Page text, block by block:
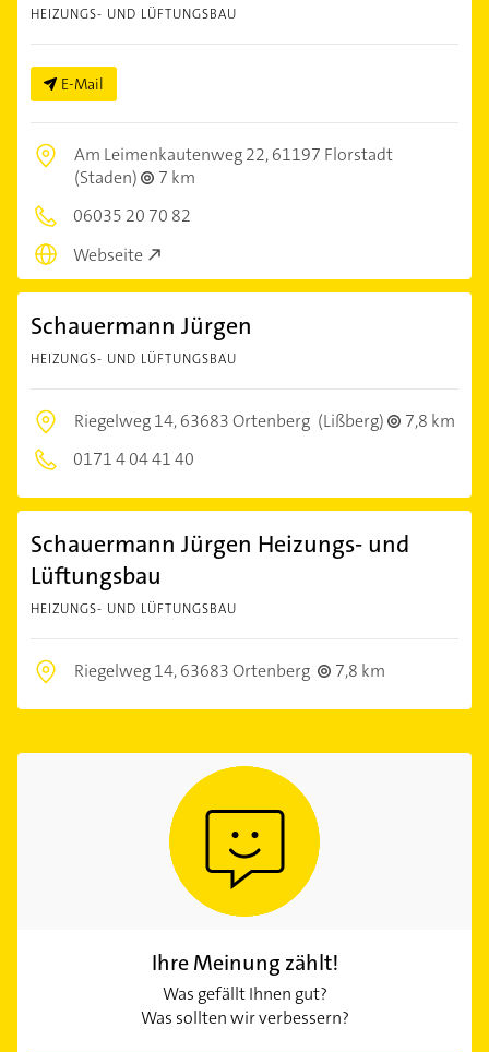
HEIZUNGS- UND LÜFTUNGSBAU
E-Mail
Am Leimenkautenweg 22,61197 Florstadt
(Staden)
7 km
06035 20 70 82
Webseite
Schauermann Jürgen
HEIZUNGS- UND LÜFTUNGSBAU
Riegelweg 14,63683 Ortenberg (Lißberg)
7,8 km
0171 4 04 41 40
Schauermann Jürgen Heizungs- und
Lüftungsbau
HEIZUNGS- UND LÜFTUNGSBAU
Riegelweg 14,63683 Ortenberg 7,8 km
Ihre Meinung zählt!
Was gefällt Ihnen gut?
Was sollten wir verbessern?